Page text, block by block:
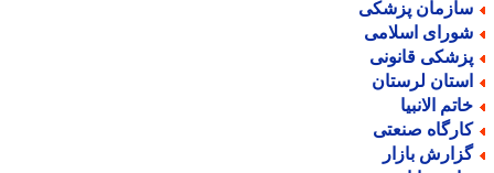
پزشکی
اسلامی
قانونی
لرستان
الانبیا
صنعتی
بازار